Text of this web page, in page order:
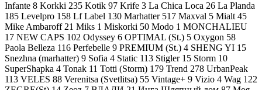
Infante 8 Korkki 235 Kotik 97 Krife 3 La Chica Loca 26 La Planda
185 Levelpro 158 Lf Label 130 Marhatter 517 Maxval 5 Mialt 45
Mike Ambaroff 21 Miks 1 Miskorki 50 Modo 1 MONCHALIEU
17 NEW CAPS 102 Odyssey 6 OPTIMAL (St.) 5 Oxygon 58
Paola Belleza 116 Perfebelle 9 PREMIUM (St.) 4 SHENG YI 15
Snezhna (marhatter) 9 Sofia 4 Static 113 Stigler 15 Storm 10
SuperShapka 4 Tonak 11 Totti (Storm) 179 Trend 278 UrbanPeak
113 VELES 88 Verenitsa (Svetlitsa) 55 Vintage+ 9 Vizio 4 Wag 122